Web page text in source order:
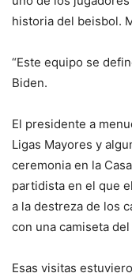
historia del beisbol.
“Este equipo se
Biden.
El presidente a
Ligas Mayores y
ceremonia en la
partidista en el que
a la destreza de los
con una camiseta
Esas visitas